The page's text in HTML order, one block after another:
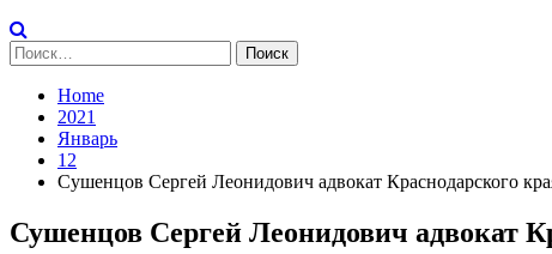
Найти:
Home
2021
Январь
12
Сушенцов Сергей Леонидович адвокат Краснодарского
Сушенцов Сергей Леонидович адвокат